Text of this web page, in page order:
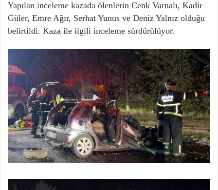
Yapılan inceleme kazada ölenlerin Cenk Varnalı, Kadir
Güler, Emre Ağır, Serhat Yunus ve Deniz Yalnız olduğu
belirtildi. Kaza ile ilgili inceleme sürdürülüyor.